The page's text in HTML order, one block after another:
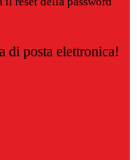
di posta elettronica!